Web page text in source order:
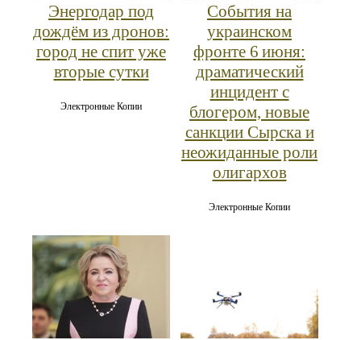
Энергодар под
дождём из дронов:
город не спит уже
вторые сутки
Электронные Копии
События на
украинском
фронте 6 июня:
драматический
инцидент с
блогером, новые
санкции Сырска и
неожиданные роли
олигархов
Электронные Копии